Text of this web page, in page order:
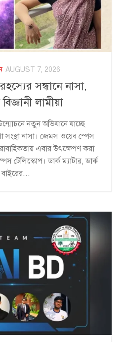
AUGUST 7, 2026
সন্ধানে নাসা,
লামীয়া
নতুন অভিযানে যাচ্ছে
সংস্থা নাসা। জেমস ওয়েব স্পেস
এবার উৎক্ষেপণ করা
টেলিস্কোপ। ডার্ক ম্যাটার, ডার্ক